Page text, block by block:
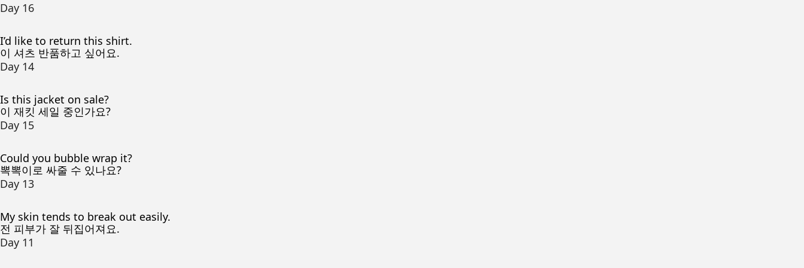
Day 16
I’d like to return this shirt.
이 셔츠 반품하고 싶어요.
Day 14
Is this jacket on sale?
이 재킷 세일 중인가요?
Day 15
Could you bubble wrap it?
뽁뽁이로 싸줄 수 있나요?
Day 13
My skin tends to break out easily.
전 피부가 잘 뒤집어져요.
Day 11